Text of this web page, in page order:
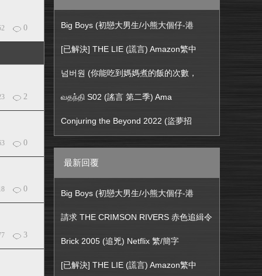
0
2
0
0
3
Big Boys (初戀大男生/小熊大個仔-港
[已解決] THE LIE (謊言) Amazon繁中
넘버원 (你能吃到媽媽煮的飯的次數，
வதந்தி S02 (謠言 第二季) Ama
Conjuring the Beyond 2022 (盜夢招
最新回覆
Big Boys (初戀大男生/小熊大個仔-港
請求 THE CRIMSON RIVERS 赤色追緝令
Brick 2005 (追兇) Netflix 繁/簡字
[已解決] THE LIE (謊言) Amazon繁中